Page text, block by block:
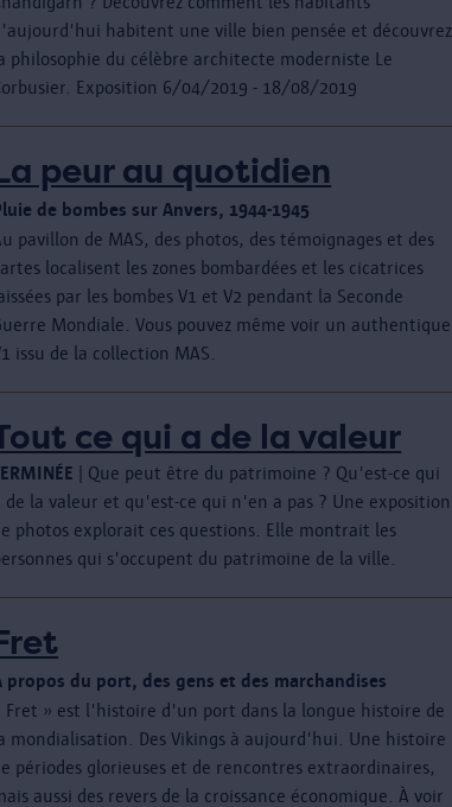
habitent une ville bien pensée et découvrez
philosophie du célèbre architecte moderniste Le
Exposition 6/04/2019 - 18/08/2019
peur au quotidien
de bombes sur Anvers, 1944-1945
pavillon de MAS, des photos, des témoignages et des
localisent les zones bombardées et les cicatrices
par les bombes V1 et V2 pendant la Seconde
Mondiale. Vous pouvez même voir un authentique
issu de la collection MAS.
ce qui a de la valeur
E | Que peut être du patrimoine ? Qu'est-ce qui
de la valeur et qu'est-ce qui n'en a pas ? Une exposition
photos explorait ces questions. Elle montrait les
qui s'occupent du patrimoine de la ville.
propos du port, des gens et des marchandises
Fret » est l'histoire d'un port dans la longue histoire de
mondialisation. Des Vikings à aujourd'hui. Une histoire
périodes glorieuses et de rencontres extraordinaires,
aussi des revers de la croissance économique. À voir